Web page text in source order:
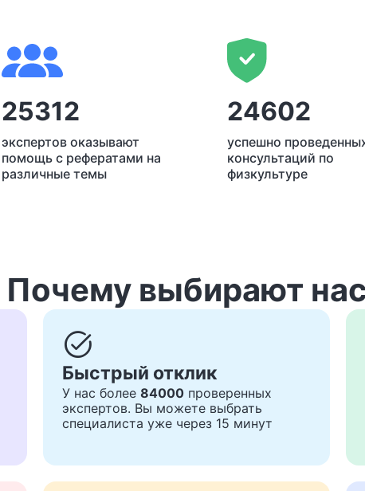
25312
экспертов оказывают
помощь с рефератами на
различные темы
24602
успешно
консультаций по
физкультуре
Почему выбирают
task_alt
Быстрый отклик
У нас более 84000 проверенных
экспертов. Вы можете выбрать
специалиста уже через 15 минут